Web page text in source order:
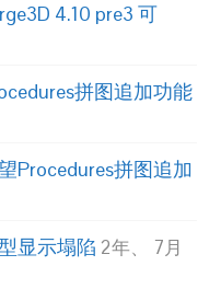
4.10 pre3 可
拼图追加功能
Procedures拼图追加
显示塌陷 2年、 7月